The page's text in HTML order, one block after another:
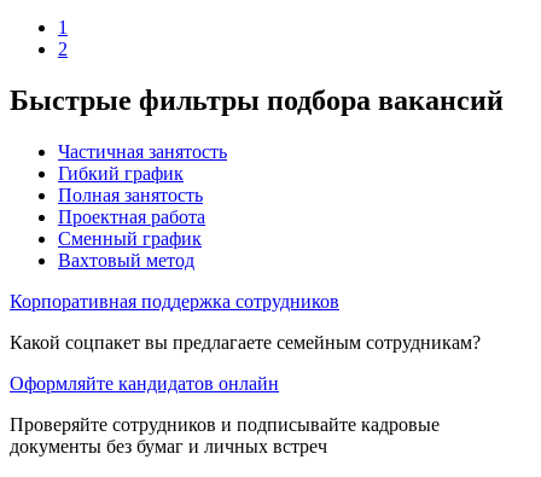
1
2
Быстрые фильтры подбора вакансий
Частичная занятость
Гибкий график
Полная занятость
Проектная работа
Сменный график
Вахтовый метод
Корпоративная поддержка сотрудников
Какой соцпакет вы предлагаете семейным сотрудникам?
Оформляйте кандидатов онлайн
Проверяйте сотрудников и подписывайте кадровые
документы без бумаг и личных встреч